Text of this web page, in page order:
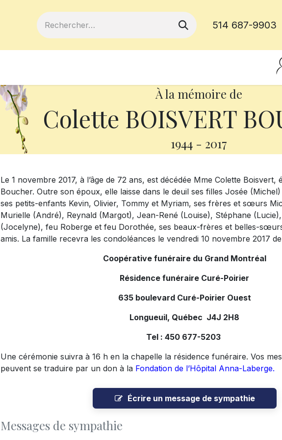
514 687-9903
À la mémoire de
Colette BOISVERT
1944 - 2017
Le 1 novembre 2017, à l’âge de 72 ans, est décédée Mme Colette Boisvert,
Boucher. Outre son époux, elle laisse dans le deuil ses filles Josée
ses petits-enfants Kevin, Olivier, Tommy et Myriam, ses frères et sœurs
Murielle (André), Reynald (Margot), Jean-René (Louise), Stéphane
(Jocelyne), feu Roberge et feu Dorothée, ses beaux-frères et belles-
amis. La famille recevra les condoléances le vendredi 10 novembre 2017
Coopérative funéraire du Grand Montréal
Résidence funéraire Curé-Poirier
635 boulevard Curé-Poirier Ouest
Longueuil, Québec J4J 2H8
Tel : 450 677-5203
Une cérémonie suivra à 16 h en la chapelle la résidence funéraire. Vos
peuvent se traduire par un don à la Fondation de l’Hôpital Anna-Laberge.
Écrire un message de sympathie
Messages de sympathie